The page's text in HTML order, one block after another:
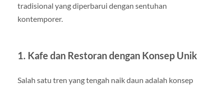
tradisional yang diperbarui dengan sentuhan
kontemporer.
1. Kafe dan Restoran dengan Konsep Unik
Salah satu tren yang tengah naik daun adalah konsep